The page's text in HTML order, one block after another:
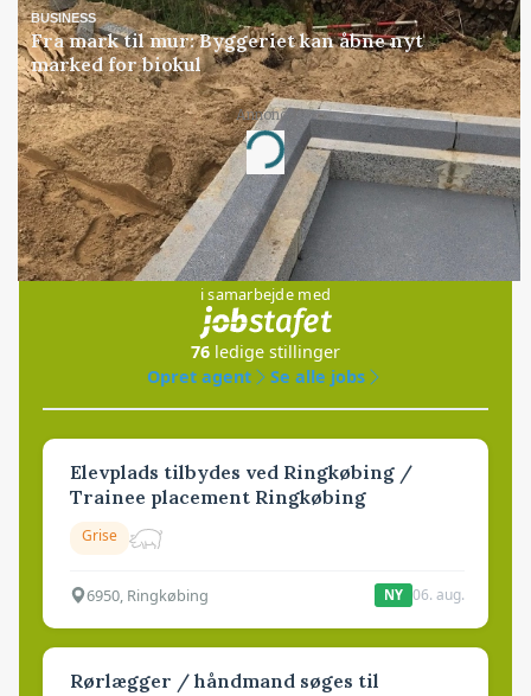
BUSINESS
Fra mark til mur: Byggeriet kan åbne nyt
marked for biokul
Annonce
Loading...
Jobs
i samarbejde med
76 ledige stillinger
Opret agent
Se alle jobs
Elevplads tilbydes ved Ringkøbing /
Trainee placement Ringkøbing
Grise
6950, Ringkøbing NY 06. aug.
Rørlægger / håndmand søges til